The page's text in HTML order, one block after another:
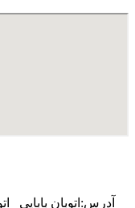
آدرس:اتوبان بابایی